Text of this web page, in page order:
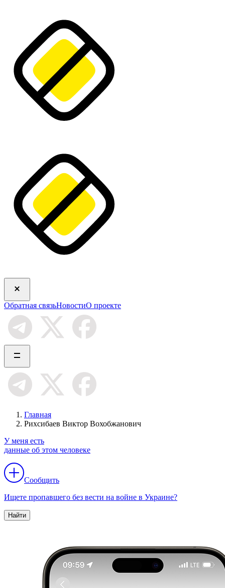
Обратная связьНовостиО проекте
Главная
Рихсибаев Виктор Вохобжанович
У меня есть
данные об этом человеке
Сообщить
Ищете пропавшего без вести на войне в Украине?
Найти